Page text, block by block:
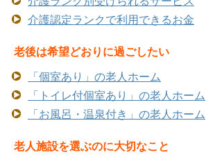
介護認定ランクで利用できるお金
老後は希望どおりに過ごしたい
「個室あり」の老人ホーム
「トイレ付個室あり」の老人ホーム
「お風呂・温泉付き」の老人ホーム
老人施設を選ぶのに大切なこと